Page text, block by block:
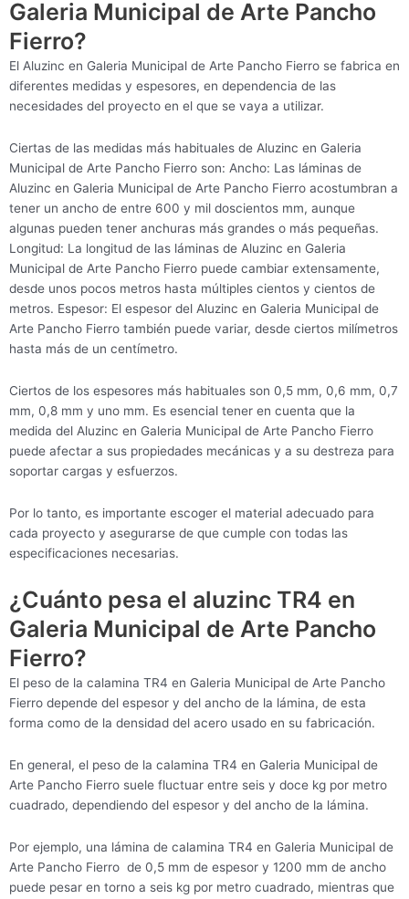
Galeria Municipal de Arte Pancho
Fierro?
El Aluzinc en Galeria Municipal de Arte Pancho Fierro se fabrica en
diferentes medidas y espesores, en dependencia de las
necesidades del proyecto en el que se vaya a utilizar.
Ciertas de las medidas más habituales de Aluzinc en Galeria
Municipal de Arte Pancho Fierro son: Ancho: Las láminas de
Aluzinc en Galeria Municipal de Arte Pancho Fierro acostumbran a
tener un ancho de entre 600 y mil doscientos mm, aunque
algunas pueden tener anchuras más grandes o más pequeñas.
Longitud: La longitud de las láminas de Aluzinc en Galeria
Municipal de Arte Pancho Fierro puede cambiar extensamente,
desde unos pocos metros hasta múltiples cientos y cientos de
metros. Espesor: El espesor del Aluzinc en Galeria Municipal de
Arte Pancho Fierro también puede variar, desde ciertos milímetros
hasta más de un centímetro.
Ciertos de los espesores más habituales son 0,5 mm, 0,6 mm, 0,7
mm, 0,8 mm y uno mm. Es esencial tener en cuenta que la
medida del Aluzinc en Galeria Municipal de Arte Pancho Fierro
puede afectar a sus propiedades mecánicas y a su destreza para
soportar cargas y esfuerzos.
Por lo tanto, es importante escoger el material adecuado para
cada proyecto y asegurarse de que cumple con todas las
especificaciones necesarias.
¿Cuánto pesa el aluzinc TR4 en
Galeria Municipal de Arte Pancho
Fierro?
El peso de la calamina TR4 en Galeria Municipal de Arte Pancho
Fierro depende del espesor y del ancho de la lámina, de esta
forma como de la densidad del acero usado en su fabricación.
En general, el peso de la calamina TR4 en Galeria Municipal de
Arte Pancho Fierro suele fluctuar entre seis y doce kg por metro
cuadrado, dependiendo del espesor y del ancho de la lámina.
Por ejemplo, una lámina de calamina TR4 en Galeria Municipal de
Arte Pancho Fierro de 0,5 mm de espesor y 1200 mm de ancho
puede pesar en torno a seis kg por metro cuadrado, mientras que